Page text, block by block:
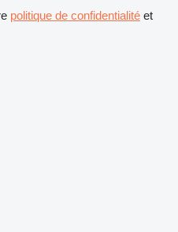
politique de confidentialité et